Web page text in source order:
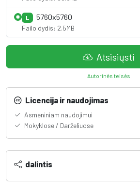
L 5760x5760
Failo dydis: 2.5MB
Atsisiųsti
Autorinės teisės
Licencija ir naudojimas
Asmeniniam naudojimui
Mokyklose / Darželiuose
dalintis